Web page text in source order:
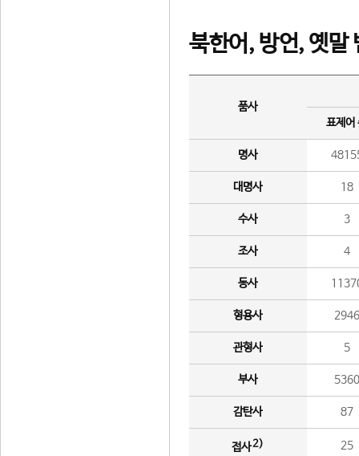
북한어, 방언, 옛말
품사
표제어
명사
대명사 18
수사 3
조사 4
동사
형용사 2946
관형사 5
부사 5360
감탄사 87
접사2) 25